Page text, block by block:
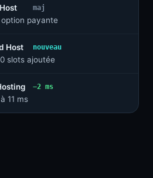
payante
maj
Host
slots ajoutée
nouveau
11 ms
−2 ms